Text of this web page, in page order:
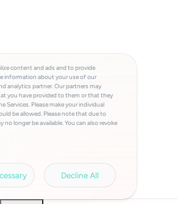
content and ads and to provide
information about your use of our
analytics partner. Our partners may
you have provided to them or that they
Services. Please make your individual
be allowed. Please note that due to
longer be available. You can also revoke
policy.
Legal information.
Decline All